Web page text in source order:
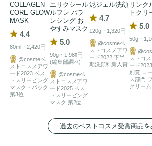
COLLAGEN
CORE GLOW
MASK
4.4
80ml・2,420円
@cosmeベ
ストコスメアワ
ード2023 ベス
トスリーピング
マスク・パック
第3位
エリクシール
ルフレ バラ
ンシング お
やすみマスク
5.0
90g・1,980円
(編集部調べ)
@cosmeベ
ストコスメアワ
ード2025 ベス
トスリーピング
マスク 第2位
泥ジェル洗顔
4.7
120g・1,320円
@cosmeベ
ストコスメアワ
ード2022 下半
期洗顔料新人賞
リンク
トクリ
5.0
50g・
ストコ
ード
別賞 ロ
ス部門
クリーム
過去のベストコスメ受賞商品を